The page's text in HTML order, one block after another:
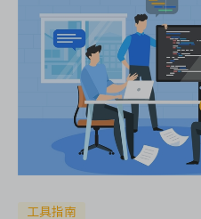
ONES Project
ONES Wiki
ONES Desk
工具指南